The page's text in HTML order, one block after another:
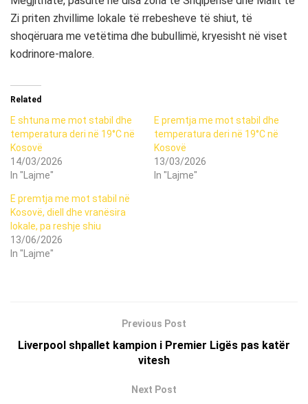
Zi priten zhvillime lokale të rrebesheve të shiut, të
shoqëruara me vetëtima dhe bubullimë, kryesisht në viset
kodrinore-malore.
Related
E shtuna me mot stabil dhe
temperatura deri në 19°C në
Kosovë
14/03/2026
In "Lajme"
E premtja me mot stabil dhe
temperatura deri në 19°C në
Kosovë
13/03/2026
In "Lajme"
E premtja me mot stabil në
Kosovë, diell dhe vranësira
lokale, pa reshje shiu
13/06/2026
In "Lajme"
Previous Post
Liverpool shpallet kampion i Premier Ligës pas katër
vitesh
Next Post